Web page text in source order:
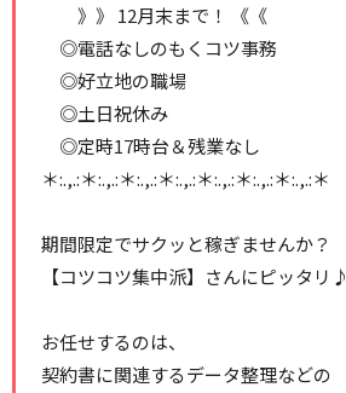
》》 12月末まで！ 《《
◎電話なしのもくコツ事務
◎好立地の職場
◎土日祝休み
◎定時17時台＆残業なし
＊:.,.:＊:.,.:＊:.,.:＊:.,.:＊:.,.:＊:.,.:＊:.,.:＊
期間限定でサクッと稼ぎませんか？
【コツコツ集中派】さんにピッタリ♪
お任せするのは、
契約書に関連するデータ整理などの